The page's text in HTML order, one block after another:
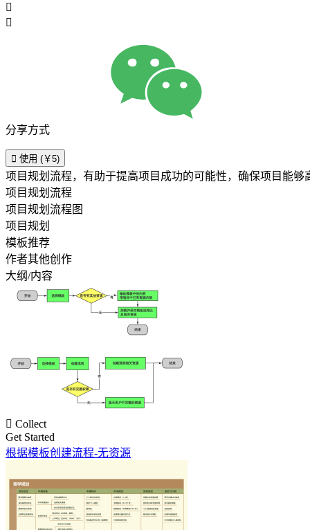


分享方式
 使用 (￥5)
项目规划流程，有助于提高项目成功的可能性，确保项目能够
项目规划流程
项目规划流程图
项目规划
模板推荐
作者其他创作
大纲/内容
 Collect
Get Started
根据模板创建流程-无资源